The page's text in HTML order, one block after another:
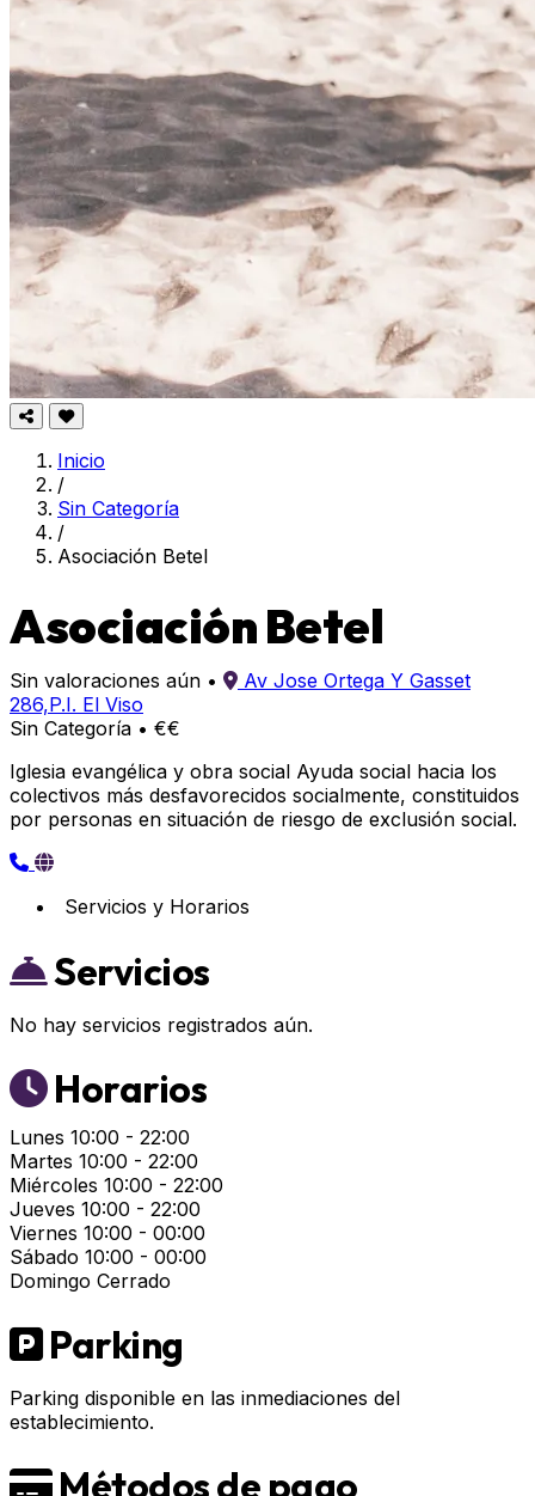
Inicio
/
Sin Categoría
/
Asociación Betel
Asociación Betel
Sin valoraciones aún •
Av Jose Ortega Y Gasset
286,P.I. El Viso
Sin Categoría • €€
Iglesia evangélica y obra social Ayuda social hacia los
colectivos más desfavorecidos socialmente, constituidos
por personas en situación de riesgo de exclusión social.
Servicios y Horarios
Servicios
No hay servicios registrados aún.
Horarios
Lunes 10:00 - 22:00
Martes 10:00 - 22:00
Miércoles 10:00 - 22:00
Jueves 10:00 - 22:00
Viernes 10:00 - 00:00
Sábado 10:00 - 00:00
Domingo Cerrado
Parking
Parking disponible en las inmediaciones del
establecimiento.
Métodos de pago